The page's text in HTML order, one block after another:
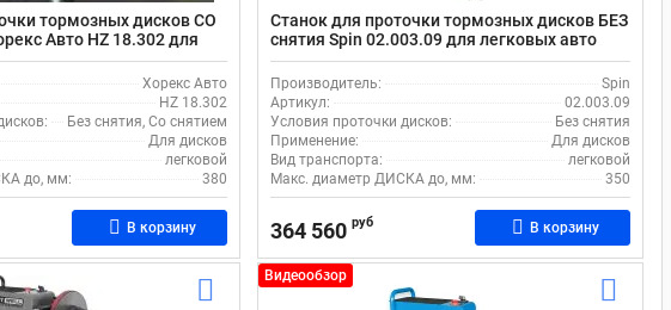
тормозных дисков СО
Авто HZ 18.302 для
Хорекс Авто
HZ 18.302
Без снятия, Со снятием
Для дисков
легковой
до, мм:
380
В корзину
Станок для проточки тормозных дисков БЕЗ
снятия Spin 02.003.09 для легковых авто
Производитель:
Spin
Артикул:
02.003.09
Условия проточки дисков:
Без снятия
Применение:
Для дисков
Вид транспорта:
легковой
Макс. диаметр ДИСКА до, мм:
350
364 560 руб В корзину
Видеообзор